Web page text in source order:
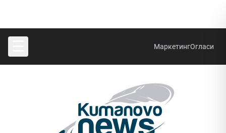
МаркетингОгласи